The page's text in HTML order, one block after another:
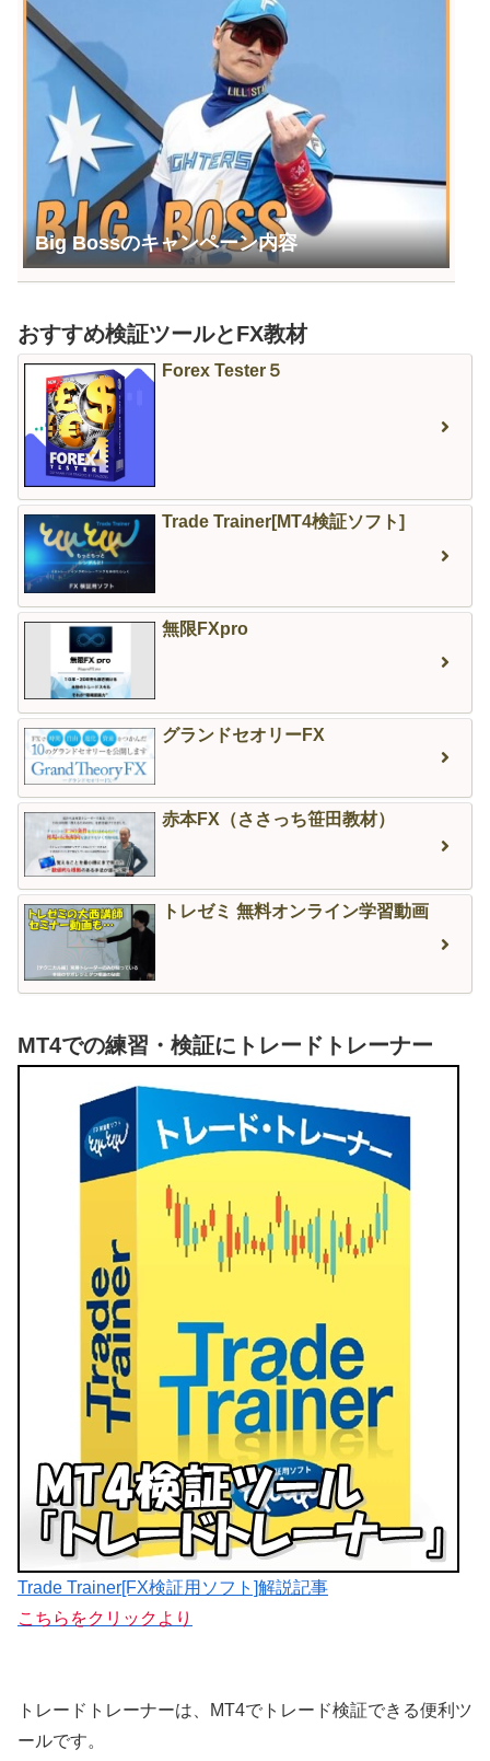
Big Bossのキャンペーン内容
おすすめ検証ツールとFX教材
Forex Tester５
Trade Trainer[MT4検証ソフト]
無限FXpro
グランドセオリーFX
赤本FX（ささっち笹田教材）
トレゼミ 無料オンライン学習動画
MT4での練習・検証にトレードトレーナー
Trade Trainer[FX検証用ソフト]解説記事
こちらをクリックより
トレードトレーナーは、MT4でトレード検証できる便利ツ
ールです。